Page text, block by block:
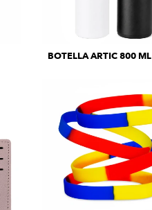
BOTELLA ARTIC 800 ML